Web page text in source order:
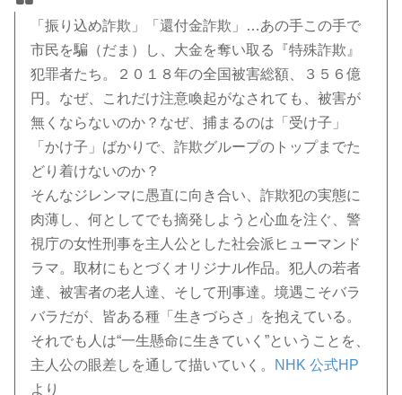
「振り込め詐欺」「還付金詐欺」…あの手この手で
市民を騙（だま）し、大金を奪い取る『特殊詐欺』
犯罪者たち。２０１８年の全国被害総額、３５６億
円。なぜ、これだけ注意喚起がなされても、被害が
無くならないのか？なぜ、捕まるのは「受け子」
「かけ子」ばかりで、詐欺グループのトップまでた
どり着けないのか？
そんなジレンマに愚直に向き合い、詐欺犯の実態に
肉薄し、何としてでも摘発しようと心血を注ぐ、警
視庁の女性刑事を主人公とした社会派ヒューマンド
ラマ。取材にもとづくオリジナル作品。犯人の若者
達、被害者の老人達、そして刑事達。境遇こそバラ
バラだが、皆ある種「生きづらさ」を抱えている。
それでも人は“一生懸命に生きていく”ということを、
主人公の眼差しを通して描いていく。
NHK 公式HP
より